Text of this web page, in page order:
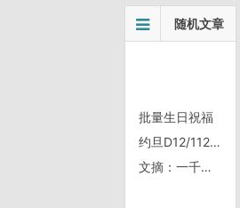
随机文章
批量生日祝福
约旦D12/1124，逃离佩特拉
文摘：一千元的教训